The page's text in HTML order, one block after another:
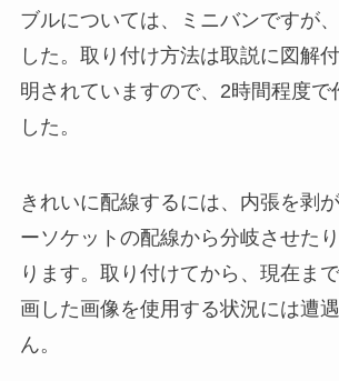
ブルについては、ミニバンですが
した。取り付け方法は取説に図解
明されていますので、2時間程度で
した。
きれいに配線するには、内張を剥
ーソケットの配線から分岐させた
ります。取り付けてから、現在ま
画した画像を使用する状況には遭
ん。